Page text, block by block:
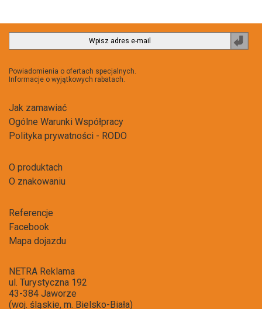
Powiadomienia o ofertach specjalnych.
Informacje o wyjątkowych rabatach.
Jak zamawiać
Ogólne Warunki Współpracy
Polityka prywatności - RODO
O produktach
O znakowaniu
Referencje
Facebook
Mapa dojazdu
NETRA Reklama
ul. Turystyczna 192
43-384 Jaworze
(woj. śląskie, m. Bielsko-Biała)